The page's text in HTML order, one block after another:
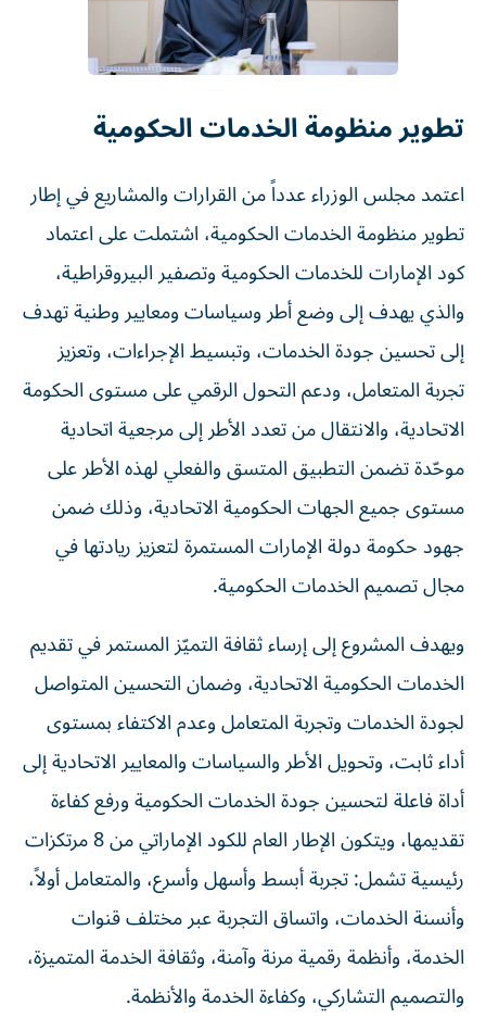
تطوير منظومة الخدمات الحكومية
اعتمد مجلس الوزراء عدداً من القرارات والمشاريع في إطار
تطوير منظومة الخدمات الحكومية، اشتملت على اعتماد
كود الإمارات للخدمات الحكومية وتصفير البيروقراطية،
والذي يهدف إلى وضع أطر وسياسات ومعايير وطنية تهدف
إلى تحسين جودة الخدمات، وتبسيط الإجراءات، وتعزيز
تجربة المتعامل، ودعم التحول الرقمي على مستوى الحكومة
الاتحادية، والانتقال من تعدد الأطر إلى مرجعية اتحادية
موحّدة تضمن التطبيق المتسق والفعلي لهذه الأطر على
مستوى جميع الجهات الحكومية الاتحادية، وذلك ضمن
جهود حكومة دولة الإمارات المستمرة لتعزيز ريادتها في
مجال تصميم الخدمات الحكومية.
ويهدف المشروع إلى إرساء ثقافة التميّز المستمر في تقديم
الخدمات الحكومية الاتحادية، وضمان التحسين المتواصل
لجودة الخدمات وتجربة المتعامل وعدم الاكتفاء بمستوى
أداء ثابت، وتحويل الأطر والسياسات والمعايير الاتحادية إلى
أداة فاعلة لتحسين جودة الخدمات الحكومية ورفع كفاءة
تقديمها، ويتكون الإطار العام للكود الإماراتي من 8 مرتكزات
رئيسية تشمل: تجربة أبسط وأسهل وأسرع، والمتعامل أولاً،
وأنسنة الخدمات، واتساق التجربة عبر مختلف قنوات
الخدمة، وأنظمة رقمية مرنة وآمنة، وثقافة الخدمة المتميزة،
والتصميم التشاركي، وكفاءة الخدمة والأنظمة.